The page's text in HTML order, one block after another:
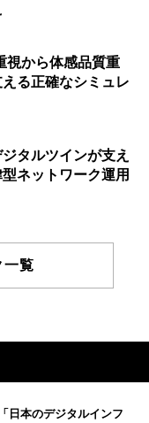
視から体感品質重
る正確なシミュレ
タルツインが支え
ネットワーク運用
一覧
日本のデジタルインフ